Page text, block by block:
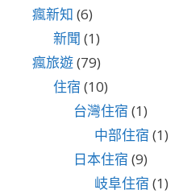
瘋新知 (6)
新聞 (1)
瘋旅遊(79)
住宿 (10)
台灣住宿 (1)
中部住宿 (1)
日本住宿 (9)
岐阜住宿 (1)